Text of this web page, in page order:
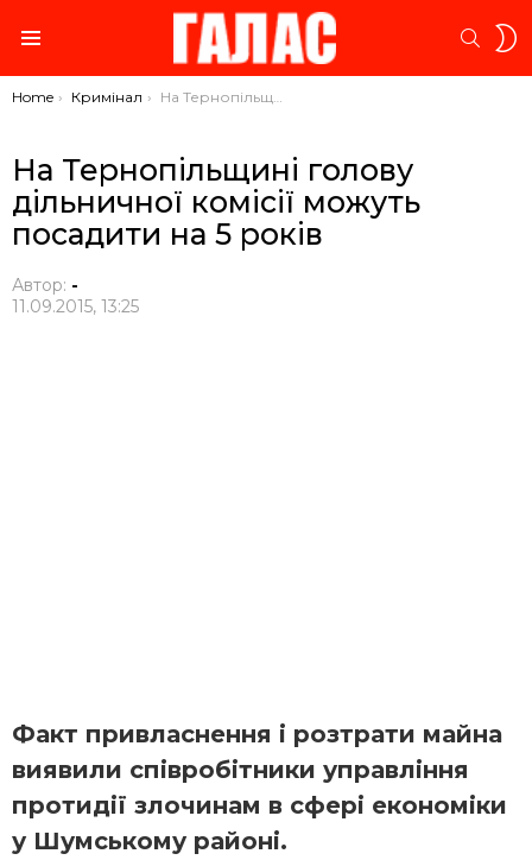
You are here:
Home Кримінал На Тернопільщині голову дільничної комісії можуть посадити на 5 років
На Тернопільщині голову
дільничної комісії можуть
посадити на 5 років
Автор: -
11.09.2015, 13:25
Факт привласнення і розтрати майна
виявили співробітники управління
протидії злочинам в сфері економіки
у Шумському районі.